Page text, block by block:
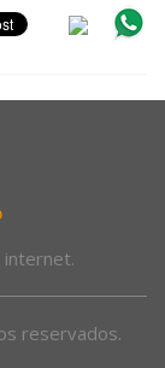
internet.
reservados.